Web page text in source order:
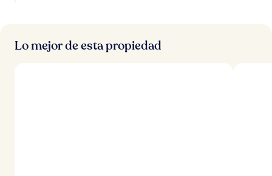
Lo mejor de esta propiedad